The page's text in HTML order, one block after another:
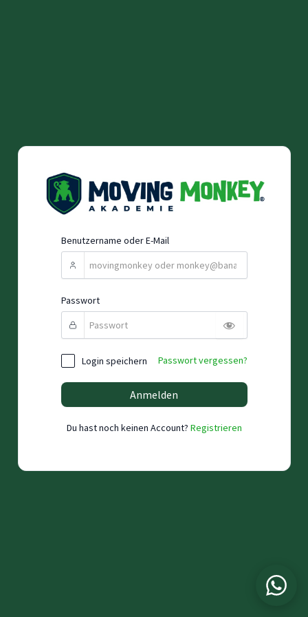
Benutzername oder E-Mail
Passwort
Login speichern Passwort vergessen?
Anmelden
Du hast noch keinen Account? Registrieren